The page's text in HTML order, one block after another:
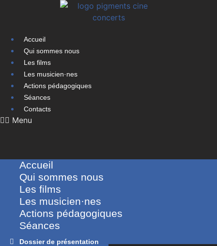
Accueil
Qui sommes nous
Les films
Les musicien·nes
Actions pédagogiques
Séances
Contacts
Menu
Accueil
Qui sommes nous
Les films
Les musicien·nes
Actions pédagogiques
Séances
Contacts
Dossier de présentation